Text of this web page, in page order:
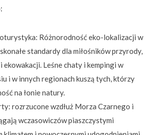
Różnorodność eko-lokalizacji w
standardy dla miłośników przyrody,
ekowakacji. Leśne chaty i kempingi w
i w innych regionach kuszą tych, którzy
na łonie natury.
rozrzucone wzdłuż Morza Czarnego i
wczasowiczów piaszczystymi